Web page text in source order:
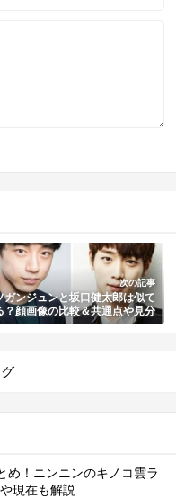
次の記事
ガンジュンと坂口健太郎は似て
？顔画像の比較＆共通点や見分
け方2つ紹介
め！ニンニンのキノコ雲ラ
現在も解説